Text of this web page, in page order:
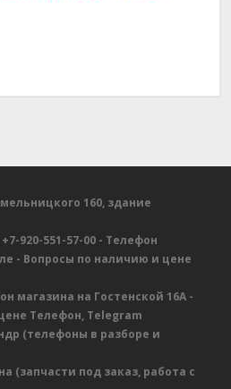
160, здание
+7-920-551-57-00 - Телефон
- Вопросы по наличию и цене
магазина на Гостенской 16А -
Телефон, Telegram
(телефоны в разборе и
(запчасти под заказ, работа с